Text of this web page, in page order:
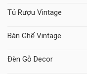
Tủ Rượu Vintage
Bàn Ghế Vintage
Đèn Gỗ Decor